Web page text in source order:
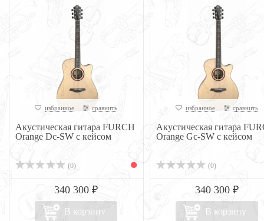
избранное сравнить
Акустическая гитара FURCH
Orange Dc-SW с кейсом
(0)
340 300 ₽
В корзину
избранное сравнить
Акустическая гитара
Orange Gc-SW с кейсом
(0)
340 300 ₽
В корзину